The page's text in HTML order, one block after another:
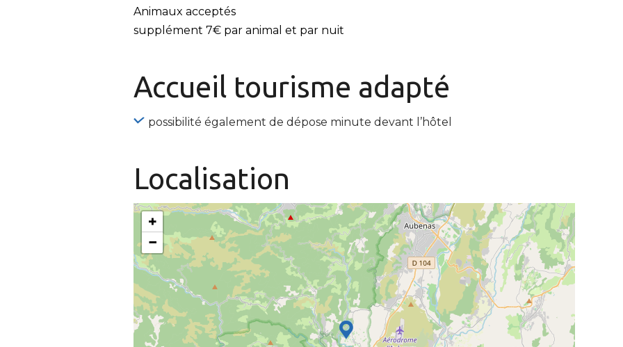
Animaux acceptés
supplément 7€ par animal et par nuit
Accueil tourisme adapté
possibilité également de dépose minute devant l’hôtel
Localisation
+
−